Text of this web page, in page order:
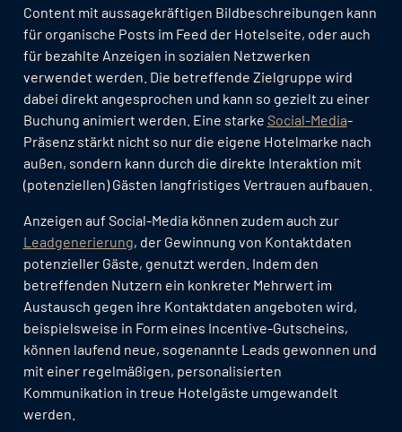
Content mit aussagekräftigen Bildbeschreibungen kann
für organische Posts im Feed der Hotelseite, oder auch
für bezahlte Anzeigen in sozialen Netzwerken
verwendet werden. Die betreffende Zielgruppe wird
dabei direkt angesprochen und kann so gezielt zu einer
Buchung animiert werden. Eine starke Social-Media-
Präsenz stärkt nicht so nur die eigene Hotelmarke nach
außen, sondern kann durch die direkte Interaktion mit
(potenziellen) Gästen langfristiges Vertrauen aufbauen.
Anzeigen auf Social-Media können zudem auch zur
Leadgenerierung, der Gewinnung von Kontaktdaten
potenzieller Gäste, genutzt werden. Indem den
betreffenden Nutzern ein konkreter Mehrwert im
Austausch gegen ihre Kontaktdaten angeboten wird,
beispielsweise in Form eines Incentive-Gutscheins,
können laufend neue, sogenannte Leads gewonnen und
mit einer regelmäßigen, personalisierten
Kommunikation in treue Hotelgäste umgewandelt
werden.